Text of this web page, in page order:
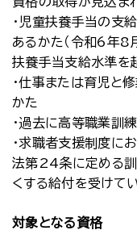
・児童扶養手当の支
あるかた（令和6年8
扶養手当支給水準を
・仕事または育児と
かた
・過去に高等職業訓
・求職者支援制度に
法第24条に定める訓
くする給付を受けて
対象となる資格